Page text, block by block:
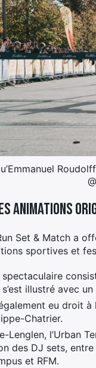
animations
Set & Match a
sportives et
spectaculaire
illustré avec
eu droit
Chatrier.
Lenglen, l’Urban
des DJ sets,
et RFM.